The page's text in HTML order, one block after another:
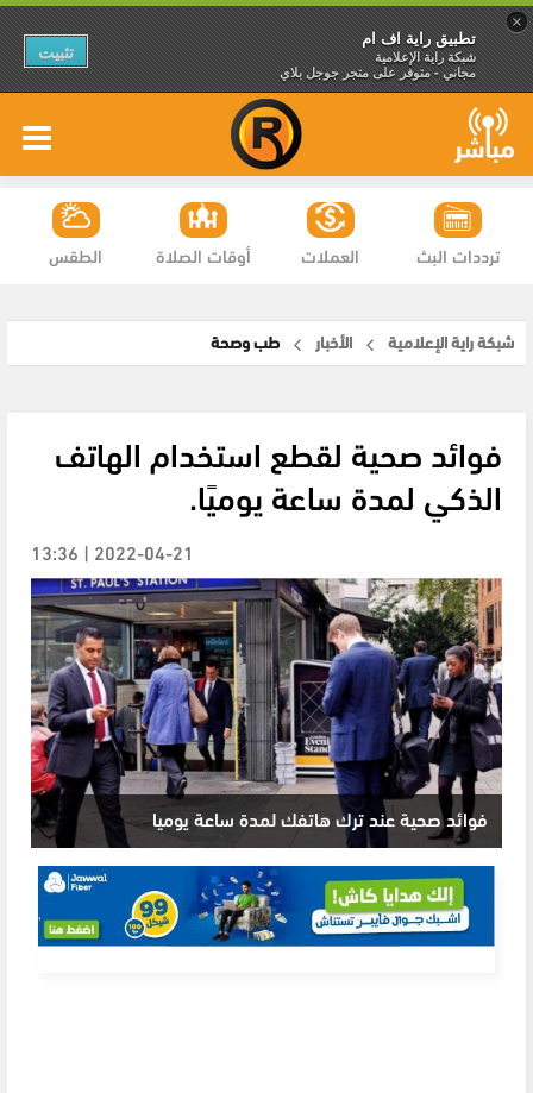
×
تطبيق راية اف ام
شبكة راية الإعلامية
مجاني - متوفر على متجر جوجل بلاي
تثبيت
الطقس أوقات الصلاة العملات ترددات البث
شبكة راية الإعلامية الأخبار طب وصحة
فوائد صحية لقطع استخدام الهاتف
الذكي لمدة ساعة يوميًا.
2022-04-21 | 13:36
فوائد صحية عند ترك هاتفك لمدة ساعة يوميا